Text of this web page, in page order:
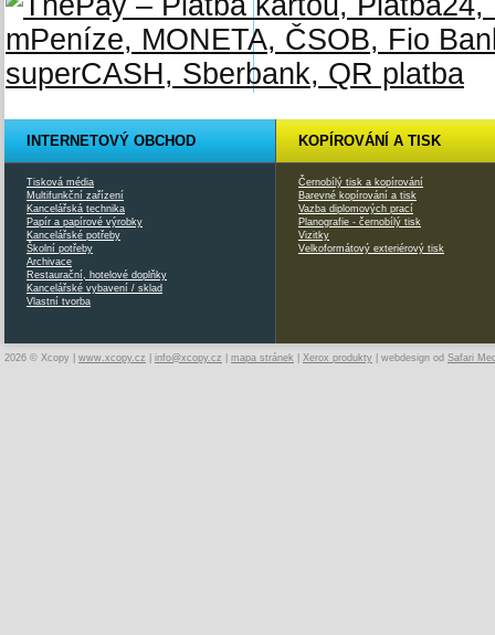
INTERNETOVÝ OBCHOD
Tisková média
Multifunkční zařízení
Kancelářská technika
Papír a papírové výrobky
Kancelářské potřeby
Školní potřeby
Archivace
Restaurační, hotelové doplňky
Kancelářské vybavení / sklad
Vlastní tvorba
KOPÍROVÁNÍ A TISK
Černobílý tisk a kopírování
Barevné kopírování a tisk
Vazba diplomových prací
Planografie - černobílý tisk
Vizitky
Velkoformátový exteriérový tisk
2026 © Xcopy | www.xcopy.cz info@xcopy.cz mapa stránek Xerox produkty | webdesign od Safari